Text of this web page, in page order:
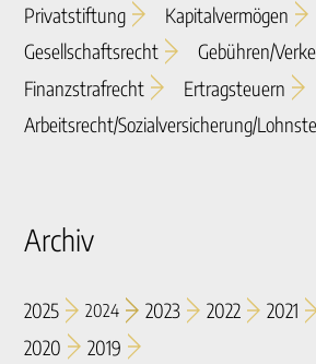
Privatstiftung
Kapitalvermögen
Gesellschaftsrecht
Gebühren/
Finanzstrafrecht
Ertragsteuern
Arbeitsrecht/sozialversicherung/
Archiv
2025 2024 2023 2022
2021
2020
2019